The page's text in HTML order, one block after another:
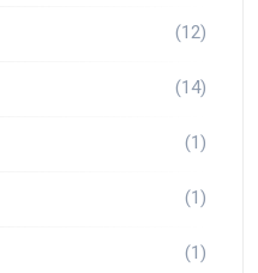
(12)
(14)
(1)
(1)
(1)